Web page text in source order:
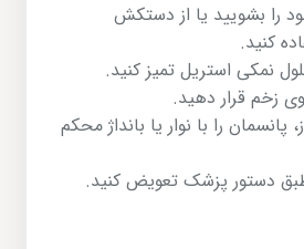
را بشویید یا از دستکش
کنید.
نمکی استریل تمیز کنید.
زخم قرار دهید.
پانسمان را با نوار یا بانداژ محکم
دستور پزشک تعویض کنید.